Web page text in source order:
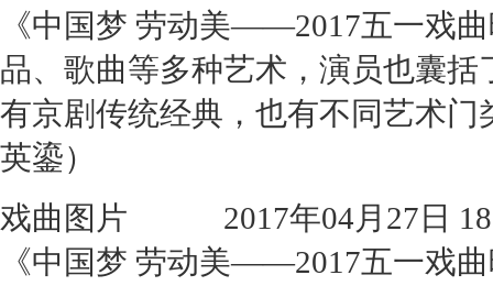
《中国梦 劳动美——2017五一戏
品、歌曲等多种艺术，演员也囊
有京剧传统经典，也有不同艺术
英鎏）
戏曲图片 2017年04月27日
《中国梦 劳动美——2017五一戏